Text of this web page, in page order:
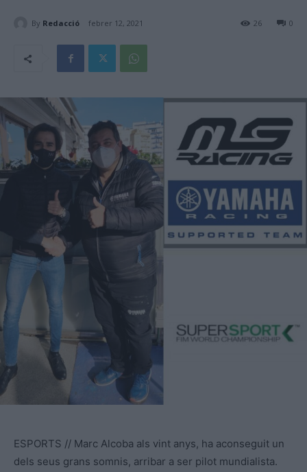
By Redacció febrer 12, 2021 0
26
ESPORTS // Marc Alcoba als vint anys, ha aconseguit un
dels seus grans somnis, arribar a ser pilot mundialista.